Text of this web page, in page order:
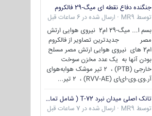
جنگنده دفاع نقطه ای میگ-29 فالکروم
توسط MR9
· ارسال شده در 6 ساعات قبل
بسم ا... میگ-29 ام2 نیروی هوایی ارتش
مصر جدیدترین تصاویر از فالکروم
ام2 های نیروی هوایی ارتش مصر مسلح
بودن آنها به یک عدد مخزن سوخت
خارجی (PTB) ، ۲ تیر موشک هوابه‌هوای
آر.وی.وی-ای‌ای (RVV-AE) ، ۲ تیر...
تانک اصلی میدان نبرد T-72 ( شامل تمامی گونه ها )
توسط MR9
· ارسال شده در 7 ساعات قبل